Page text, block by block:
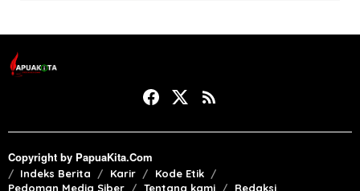
Copyright by PapuaKita.Com
Indeks Berita Karir
Kode Etik
Pedoman Media Siber
Tentang kami Redaksi